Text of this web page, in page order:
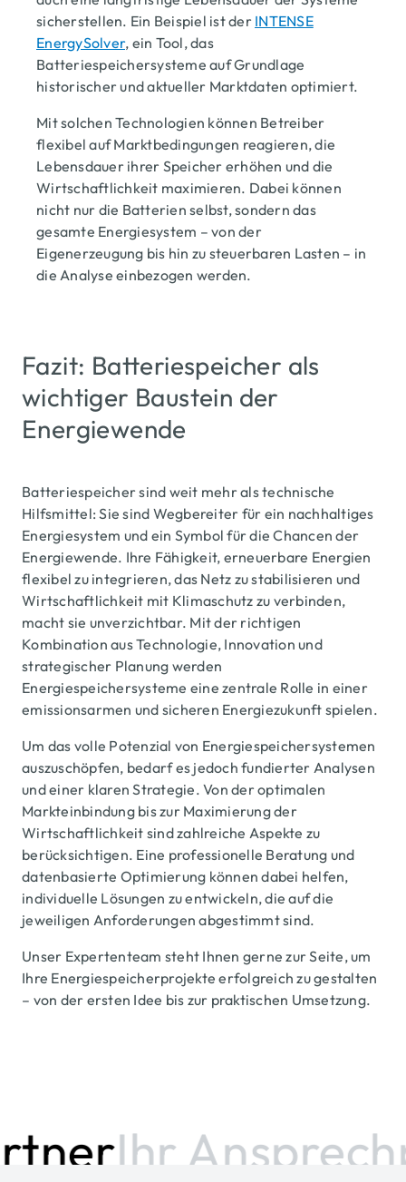
sicherstellen. Ein Beispiel ist der INTENSE
EnergySolver, ein Tool, das
Batteriespeichersysteme auf Grundlage
historischer und aktueller Marktdaten optimiert.
Mit solchen Technologien können Betreiber
flexibel auf Marktbedingungen reagieren, die
Lebensdauer ihrer Speicher erhöhen und die
Wirtschaftlichkeit maximieren. Dabei können
nicht nur die Batterien selbst, sondern das
gesamte Energiesystem – von der
Eigenerzeugung bis hin zu steuerbaren Lasten – in
die Analyse einbezogen werden.
Fazit: Batteriespeicher als
wichtiger Baustein der
Energiewende
Batteriespeicher sind weit mehr als technische
Hilfsmittel: Sie sind Wegbereiter für ein nachhaltiges
Energiesystem und ein Symbol für die Chancen der
Energiewende. Ihre Fähigkeit, erneuerbare Energien
flexibel zu integrieren, das Netz zu stabilisieren und
Wirtschaftlichkeit mit Klimaschutz zu verbinden,
macht sie unverzichtbar. Mit der richtigen
Kombination aus Technologie, Innovation und
strategischer Planung werden
Energiespeichersysteme eine zentrale Rolle in einer
emissionsarmen und sicheren Energiezukunft spielen.
Um das volle Potenzial von Energiespeichersystemen
auszuschöpfen, bedarf es jedoch fundierter Analysen
und einer klaren Strategie. Von der optimalen
Markteinbindung bis zur Maximierung der
Wirtschaftlichkeit sind zahlreiche Aspekte zu
berücksichtigen. Eine professionelle Beratung und
datenbasierte Optimierung können dabei helfen,
individuelle Lösungen zu entwickeln, die auf die
jeweiligen Anforderungen abgestimmt sind.
Unser Expertenteam steht Ihnen gerne zur Seite, um
Ihre Energiespeicherprojekte erfolgreich zu gestalten
– von der ersten Idee bis zur praktischen Umsetzung.
Ihr